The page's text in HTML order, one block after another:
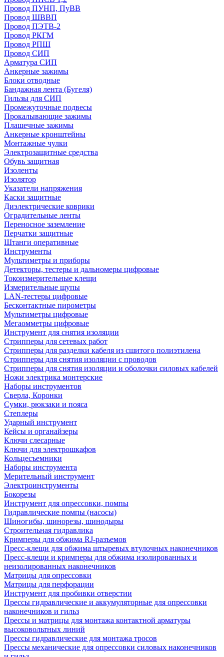
Провод ПУНП, ПуВВ
Провод ШВВП
Провод ПЭТВ-2
Провод РКГМ
Провод РПШ
Провод СИП
Арматура СИП
Анкерные зажимы
Блоки отводные
Бандажная лента (Бугеля)
Гильзы для СИП
Промежуточные подвесы
Прокалывающие зажимы
Плашечные зажимы
Анкерные кронштейны
Монтажные чулки
Электрозащитные средства
Обувь защитная
Изоленты
Изолятор
Указатели напряжения
Каски защитные
Диэлектрические коврики
Оградительные ленты
Переносное заземление
Перчатки защитные
Штанги оперативные
Инструменты
Мультиметры и приборы
Детекторы, тестеры и дальномеры цифровые
Токоизмерительные клещи
Измерительные щупы
LAN-тестеры цифровые
Бесконтактные пирометры
Мультиметры цифровые
Мегаомметры цифровые
Инструмент для снятия изоляции
Стрипперы для сетевых работ
Стрипперы для разделки кабеля из сшитого полиэтилена
Cтрипперы для снятия изоляции с проводов
Стрипперы для снятия изоляции и оболочки силовых кабелей
Ножи электрика монтерские
Наборы инструментов
Сверла, Коронки
Сумки, рюкзаки и пояса
Степлеры
Ударный инструмент
Кейсы и органайзеры
Ключи слесарные
Ключи для электрошкафов
Кольцесъемники
Наборы инструмента
Мерительный инструмент
Электроинструменты
Бокорезы
Инструмент для опрессовки, помпы
Гидравлические помпы (насосы)
Шиногибы, шинорезы, шинодыры
Строительная гидравлика
Кримперы для обжима RJ-разъемов
Пресс-клещи для обжима штыревых втулочных наконечников
Пресс-клещи и кримперы для обжима изолированных и
неизолированных наконечников
Матрицы для опрессовки
Матрицы для перфорации
Инструмент для пробивки отверстии
Прессы гидравлические и аккумуляторные для опрессовки
наконечников и гильз
Прессы и матрицы для монтажа контактной арматуры
высоковольтных линий
Прессы гидравлические для монтажа тросов
Прессы механические для опрессовки силовых наконечников